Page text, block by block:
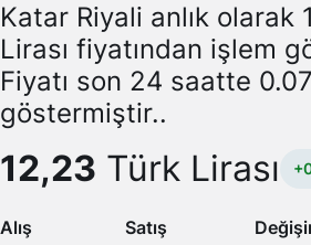
Katar Riyali anlık olarak
Lirası fiyatından işlem
Fiyatı son 24 saatte
göstermiştir..
12,23 Türk Lirası
Alış
Satış